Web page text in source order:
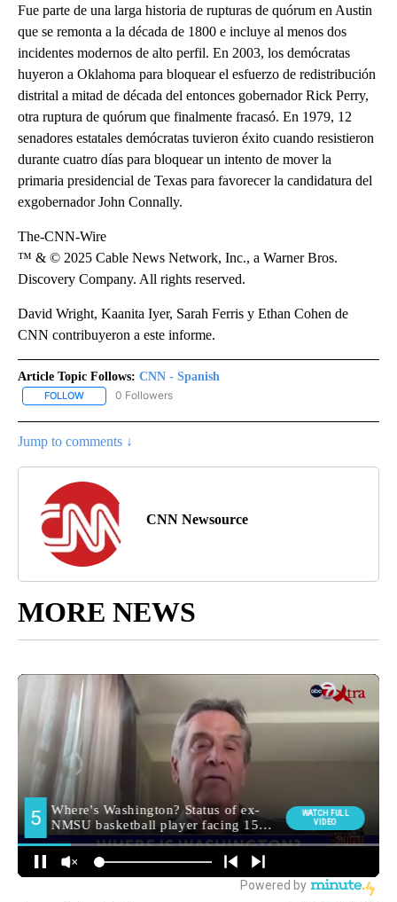
Fue parte de una larga historia de rupturas de quórum en Austin
que se remonta a la década de 1800 e incluye al menos dos
incidentes modernos de alto perfil. En 2003, los demócratas
huyeron a Oklahoma para bloquear el esfuerzo de redistribución
distrital a mitad de década del entonces gobernador Rick Perry,
otra ruptura de quórum que finalmente fracasó. En 1979, 12
senadores estatales demócratas tuvieron éxito cuando resistieron
durante cuatro días para bloquear un intento de mover la
primaria presidencial de Texas para favorecer la candidatura del
exgobernador John Connally.
The-CNN-Wire
™ & © 2025 Cable News Network, Inc., a Warner Bros.
Discovery Company. All rights reserved.
David Wright, Kaanita Iyer, Sarah Ferris y Ethan Cohen de
CNN contribuyeron a este informe.
Article Topic Follows: CNN - Spanish
FOLLOW FOLLOW "CNN - SPANISH" TO RECEIVE NOTIFICATIONS ABOUT
0 Followers
Jump to comments ↓
CNN Newsource
MORE NEWS